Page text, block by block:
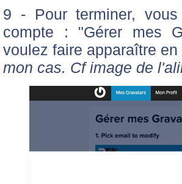
9 - Pour terminer,
compte : "Gérer mes
voulez faire apparaître en
mon cas. Cf image de